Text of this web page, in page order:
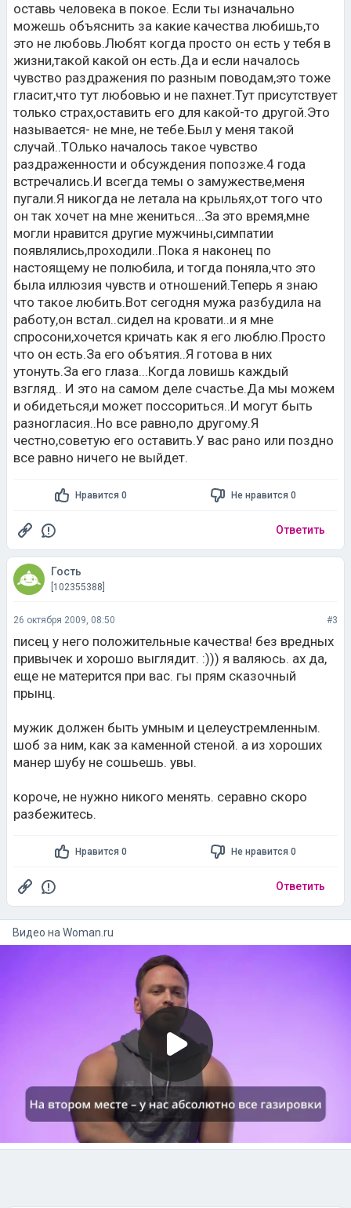
оставь человека в покое. Если ты изначально
можешь объяснить за какие качества любишь,то
это не любовь.Любят когда просто он есть у тебя в
жизни,такой какой он есть.Да и если началось
чувство раздражения по разным поводам,это тоже
гласит,что тут любовью и не пахнет.Тут присутствует
только страх,оставить его для какой-то другой.Это
называется- не мне, не тебе.Был у меня такой
случай..ТОлько началось такое чувство
раздраженности и обсуждения попозже.4 года
встречались.И всегда темы о замужестве,меня
пугали.Я никогда не летала на крыльях,от того что
он так хочет на мне жениться...За это время,мне
могли нравится другие мужчины,симпатии
появлялись,проходили..Пока я наконец по
настоящему не полюбила, и тогда поняла,что это
была иллюзия чувств и отношений.Теперь я знаю
что такое любить.Вот сегодня мужа разбудила на
работу,он встал..сидел на кровати..и я мне
спросони,хочется кричать как я его люблю.Просто
что он есть.За его объятия..Я готова в них
утонуть.За его глаза...Когда ловишь каждый
взгляд.. И это на самом деле счастье.Да мы можем
и обидеться,и может поссориться..И могут быть
разногласия..Но все равно,по другому.Я
честно,советую его оставить.У вас рано или поздно
все равно ничего не выйдет.
Нравится 0 Не нравится 0
Ответить
Гость
[102355388]
26 октября 2009, 08:50 #3
писец у него положительные качества! без вредных
привычек и хорошо выглядит. :))) я валяюсь. ах да,
еще не матерится при вас. гы прям сказочный
прынц.
мужик должен быть умным и целеустремленным.
шоб за ним, как за каменной стеной. а из хороших
манер шубу не сошьешь. увы.
короче, не нужно никого менять. серавно скоро
разбежитесь.
Нравится 0 Не нравится 0
Ответить
Видео на woman.ru